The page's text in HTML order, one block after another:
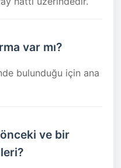
var mı?
bulunduğu için ana
ve bir